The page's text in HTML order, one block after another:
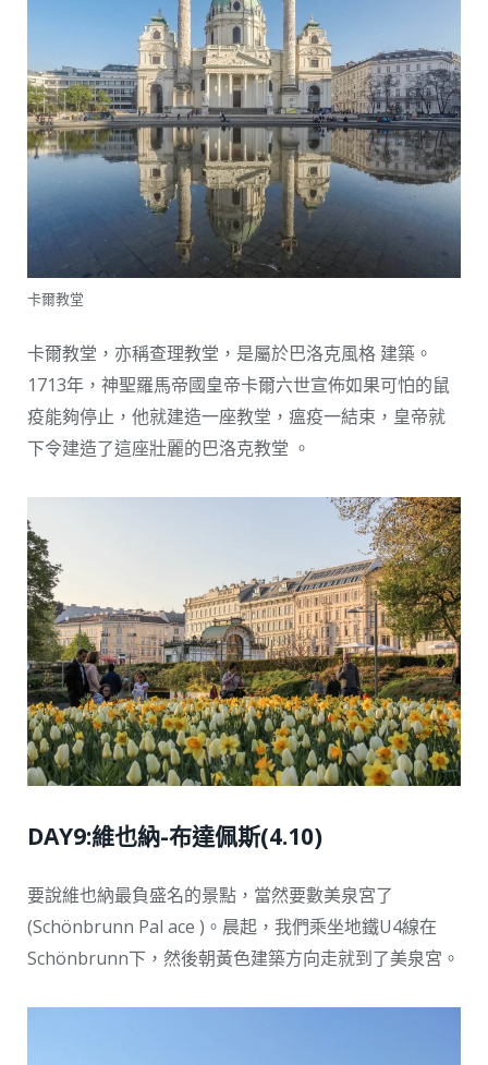
卡爾教堂
卡爾教堂，亦稱查理教堂，是屬於巴洛克風格​​ 建築。
1713年，神聖羅馬帝國皇帝卡爾六世宣佈如果可怕的鼠
疫能夠停止，他就建造一座教堂，瘟疫一結束，皇帝就
下令建造了這座壯麗的巴洛克教堂 ​​。
DAY9:維也納-布達佩斯(4.10)
要說維也納最負盛名的景點，當然要數美泉宮了
(Schönbrunn Pal ace )。晨起，我們乘坐地鐵U4線在
Schönbrunn下，然後朝黃色建築方向走就到了美泉宮。